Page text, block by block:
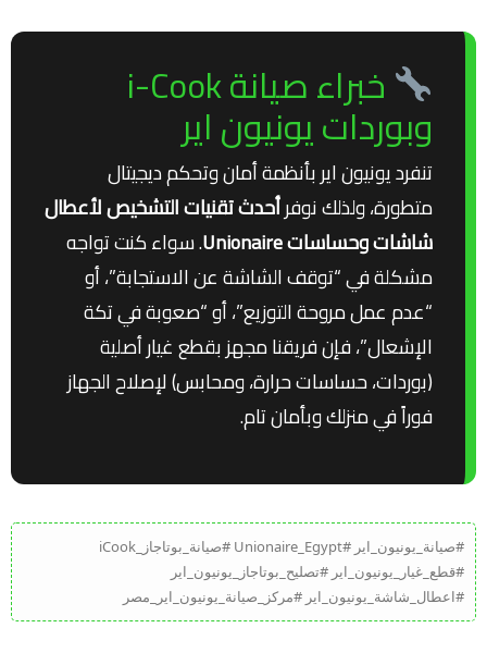
خبراء صيانة i-Cook
وبوردات يونيون اير
تنفرد يونيون اير بأنظمة أمان وتحكم ديجيتال
متطورة، ولذلك نوفرأحدث تقنيات التشخيص لأعطال
شاشات وحساسات Unionaire
. سواء كنت تواجه
مشكلة في “توقف الشاشة عن الاستجابة”، أو
“عدم عمل مروحة التوزيع”، أو “صعوبة في تكة
الإشعال”، فإن فريقنا مجهز بقطع غيار أصلية
(بوردات، حساسات حرارة، ومحابس) لإصلاح الجهاز
فوراً في منزلك وبأمان تام.
#صيانة_يونيون_اير #Unionaire_Egypt #صيانة_بوتاجاز_iCook
#قطع_غيار_يونيون_اير #تصليح_بوتاجاز_يونيون_اير
#اعطال_شاشة_يونيون_اير #مركز_صيانة_يونيون_اير_مصر